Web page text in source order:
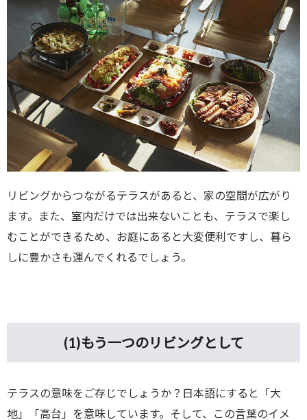
リビングからつながるテラスがあると、家の空間が広がり
ます。また、室内だけでは出来ないことも、テラスで楽し
むことができるため、お庭にあると大変便利ですし、暮ら
しに豊かさも運んでくれるでしょう。
(1)もう一つのリビングとして
テラスの意味をご存じでしょうか？日本語にすると「大
地」「高台」を意味しています。そして、この言葉のイメ